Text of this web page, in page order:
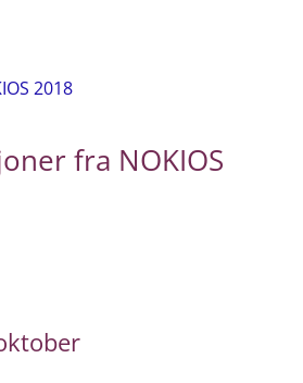
2018
fra NOKIOS